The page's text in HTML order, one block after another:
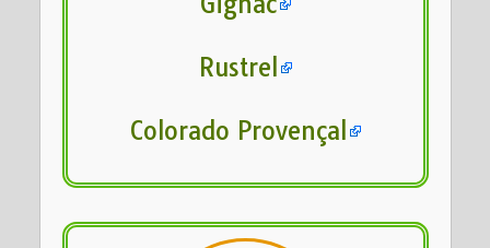
Rustrel
Colorado Provençal